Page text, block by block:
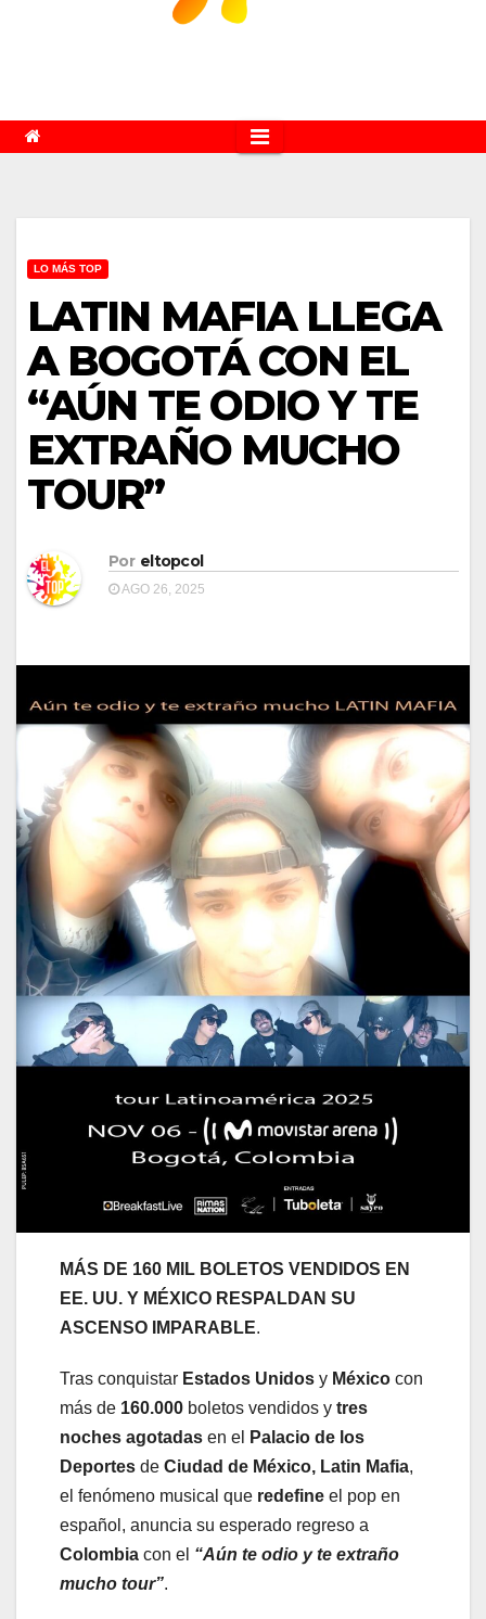
LO MÁS TOP
LATIN MAFIA LLEGA
A BOGOTÁ CON EL
“AÚN TE ODIO Y TE
EXTRAÑO MUCHO
TOUR”
Por eltopcol
AGO 26, 2025
MÁS DE 160 MIL BOLETOS VENDIDOS EN
EE. UU. Y MÉXICO RESPALDAN SU
ASCENSO IMPARABLE.
Tras conquistar Estados Unidos y México con
más de 160.000 boletos vendidos y tres
noches agotadas en el
Palacio de los
Deportes de Ciudad de México, Latin Mafia,
el fenómeno musical que redefine el pop en
español, anuncia su esperado regreso a
Colombia con el “Aún te odio y te extraño
mucho tour”.